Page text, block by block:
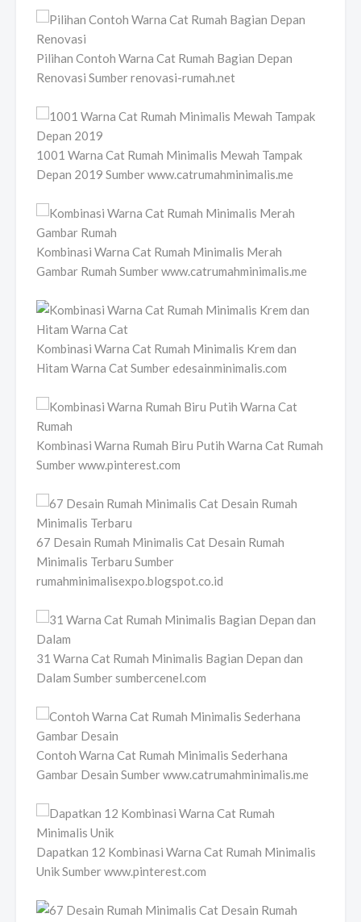
Pilihan Contoh Warna Cat Rumah Bagian Depan
Renovasi Sumber renovasi-rumah.net
1001 Warna Cat Rumah Minimalis Mewah Tampak
Depan 2019 Sumber www.catrumahminimalis.me
Kombinasi Warna Cat Rumah Minimalis Merah
Gambar Rumah Sumber www.catrumahminimalis.me
Kombinasi Warna Cat Rumah Minimalis Krem dan
Hitam Warna Cat Sumber edesainminimalis.com
Kombinasi Warna Rumah Biru Putih Warna Cat Rumah
Sumber www.pinterest.com
67 Desain Rumah Minimalis Cat Desain Rumah
Minimalis Terbaru Sumber
rumahminimalisexpo.blogspot.co.id
31 Warna Cat Rumah Minimalis Bagian Depan dan
Dalam Sumber sumbercenel.com
Contoh Warna Cat Rumah Minimalis Sederhana
Gambar Desain Sumber www.catrumahminimalis.me
Dapatkan 12 Kombinasi Warna Cat Rumah Minimalis
Unik Sumber www.pinterest.com